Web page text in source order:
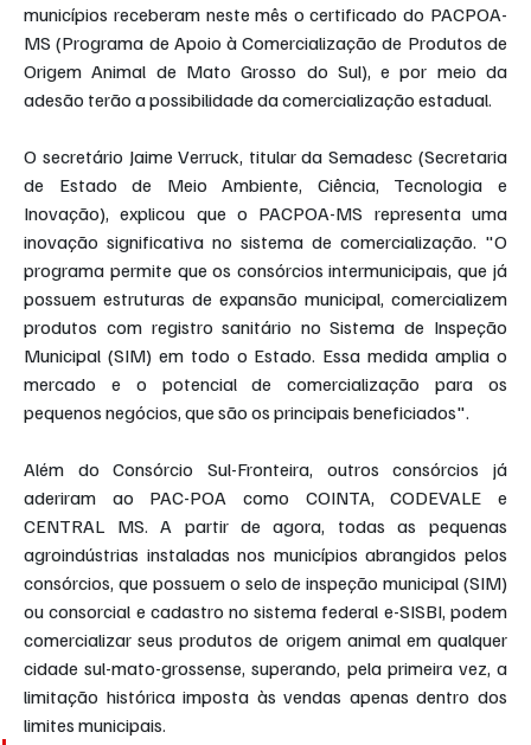
municípios receberam neste mês o certificado do PACPOA-
MS (Programa de Apoio à Comercialização de Produtos de
Origem Animal de Mato Grosso do Sul), e por meio da
adesão terão a possibilidade da comercialização estadual.
O secretário Jaime Verruck, titular da Semadesc (Secretaria
de Estado de Meio Ambiente, Ciência, Tecnologia e
Inovação), explicou que o PACPOA-MS representa uma
inovação significativa no sistema de comercialização. "O
programa permite que os consórcios intermunicipais, que já
possuem estruturas de expansão municipal, comercializem
produtos com registro sanitário no Sistema de Inspeção
Municipal (SIM) em todo o Estado. Essa medida amplia o
mercado e o potencial de comercialização para os
pequenos negócios, que são os principais beneficiados".
Além do Consórcio Sul-Fronteira, outros consórcios já
aderiram ao PAC-POA como COINTA, CODEVALE e
CENTRAL MS. A partir de agora, todas as pequenas
agroindústrias instaladas nos municípios abrangidos pelos
consórcios, que possuem o selo de inspeção municipal (SIM)
ou consorcial e cadastro no sistema federal e-SISBI, podem
comercializar seus produtos de origem animal em qualquer
cidade sul-mato-grossense, superando, pela primeira vez, a
limitação histórica imposta às vendas apenas dentro dos
limites municipais.